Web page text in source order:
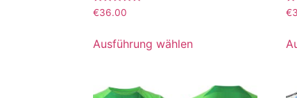
Bewertet
mit
von 5
€36.00
Ausführung wählen
mit
€